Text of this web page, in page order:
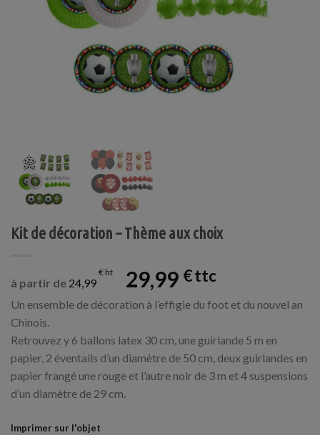
Kit de décoration – Thème aux choix
à partir de 24,99
€ 29,99 €
Un ensemble de décoration à l’effigie du foot et du nouvel an
Chinois.
Retrouvez y 6 ballons latex 30 cm, une guirlande 5 m en
papier, 2 éventails d’un diamètre de 50 cm, deux guirlandes en
papier frangé une rouge et l’autre noir de 3 m et 4 suspensions
d’un diamètre de 29 cm.
Imprimer sur l'objet